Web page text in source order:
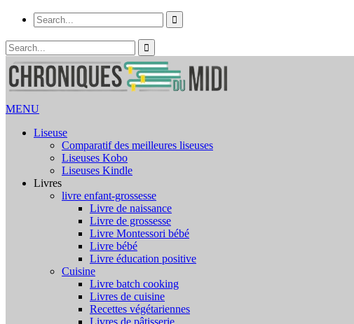
MENU
Liseuse
Comparatif des meilleures liseuses
Liseuses Kobo
Liseuses Kindle
Livres
livre enfant-grossesse
Livre de naissance
Livre de grossesse
Livre Montessori bébé
Livre bébé
Livre éducation positive
Cuisine
Livre batch cooking
Livres de cuisine
Recettes végétariennes
Livres de pâtisserie